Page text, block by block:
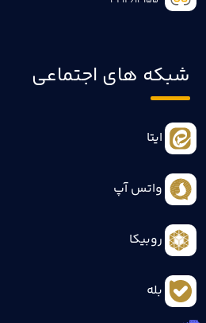
شبکه های اجتماعی
ایتا
واتس آپ
روبیکا
بله